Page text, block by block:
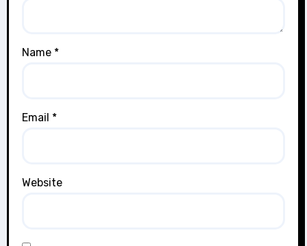
Name *
Email *
Website